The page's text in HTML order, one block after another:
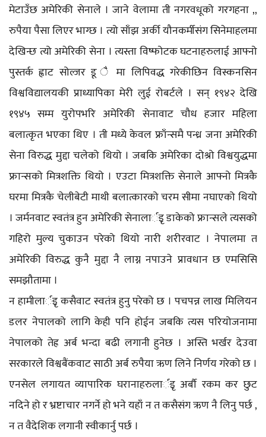
मेटाउँछ अमेरिकी सेनाले । जाने वेलामा ती नगरवधूको गरगहना ,,
रुपैया पैसा लिएर भाग्छ । त्यो साँझ अर्की यौनकर्मीसंग सिनेमाहलमा
देखिन्छ त्यो अमेरिकी सेना । त्यस्ता विष्फोटक घटनाहरुलाई आफ्नो
पुस्तर्क ह्वाट सोल्जर डू ै मा लिपिवद्ध गरेकीछिन विस्कनसिन
विश्वविद्यालयकी प्राध्यापिका मेरी लुई रोबर्टले । सन् १९४२ देखि
१९४५ सम्म युरोपभरि अमेरिकी सेनावाट चौध हजार महिला
बलात्कृत भएका थिए । ती मध्ये केवल फ्राँन्समै पन्ध्र जना अमेरिकी
सेना विरुद्ध मुद्दा चलेको थियो । जबकि अमेरिका दोश्रो विश्वयुद्धमा
फ्रान्सको मित्रशक्ति थियो । एउटा मित्रशक्ति सेनाले आफ्नो मित्रकै
घरमा मित्रकै चेलीबेटी माथी बलात्कारको चरम सीमा नघाएको थियो
। जर्मनवाट स्वतंत्र हुन अमेरिकी सेनालार्इृ डाकेको फ्रान्सले त्यसको
गहिरो मुल्य चुकाउन परेको थियो नारी शरीरवाट । नेपालमा त
अमेरिकी विरुद्ध कुनै मुद्दा नै लाग्न नपाउने प्रावधान छ एमसिसि
समझौतामा ।
न हामीलार्इृ कसैवाट स्वतंत्र हुनु परेको छ । पचपन्न लाख मिलियन
डलर नेपालको लागि केही पनि होईन जबकि त्यस परियोजनामा
नेपालको तेह्र अर्ब भन्दा बढी लगानी हुनेछ । अस्ति भर्खर देउवा
सरकारले विश्वबैंकवाट साठी अर्ब रुपैया ऋण लिने निर्णय गरेको छ ।
एनसेल लगायत व्यापारिक घरानाहरुलार्इृ अर्बौ रकम कर छुट
नदिने हो र भ्रष्टाचार नगर्ने हो भने यहाँ न त कसैसंग ऋण नै लिनु पर्छ ,
न त वैदेशिक लगानी स्वीकार्नु पर्छ ।